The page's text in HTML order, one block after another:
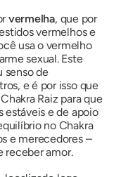
vermelha, que por
vermelhos e
usa o vermelho
sexual. Este
senso de
e é por isso que
Raiz para que
estáveis ​​e de apoio
no Chakra
e merecedores –
receber amor.